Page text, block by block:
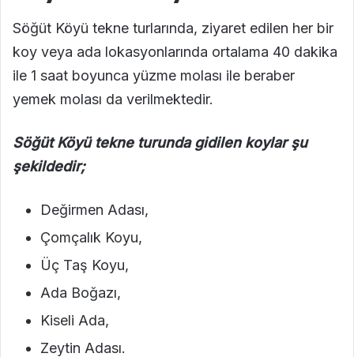
Söğüt Köyü tekne turlarında, ziyaret edilen her bir
koy veya ada lokasyonlarında ortalama 40 dakika
ile 1 saat boyunca yüzme molası ile beraber
yemek molası da verilmektedir.
Söğüt Köyü tekne turunda gidilen koylar şu
şekildedir;
Değirmen Adası,
Çomçalık Koyu,
Üç Taş Koyu,
Ada Boğazı,
Kiseli Ada,
Zeytin Adası.